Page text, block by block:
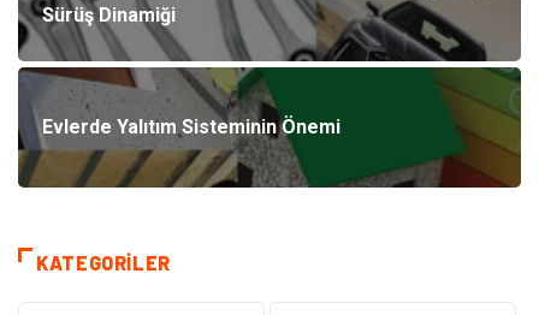
Sürüş Dinamiği
Evlerde Yalıtım Sisteminin Önemi
KATEGORILER